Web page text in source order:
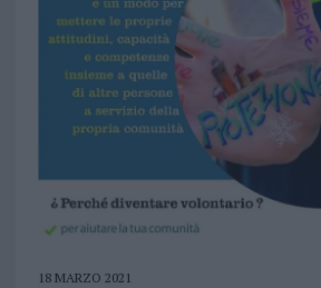
18 MARZO 2021